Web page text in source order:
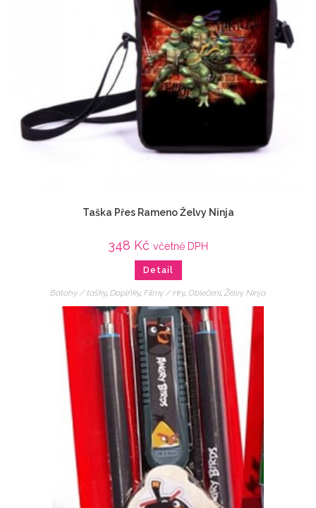
Taška Přes Rameno Želvy Ninja
348 Kč včetně DPH
Detail
Batohy / tašky, Doplňky, Filmy / Hry, Oblečení,Želvy Ninja